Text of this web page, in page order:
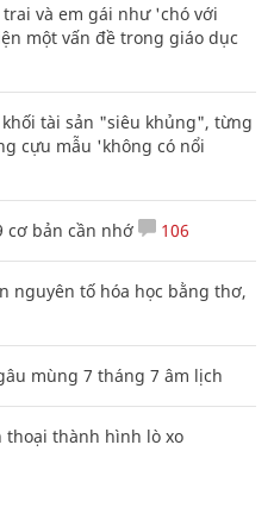
và em gái như 'chó với
một vấn đề trong giáo dục
tài sản "siêu khủng", từng
cựu mẫu 'không có nổi
cơ bản cần nhớ 106
nguyên tố hóa học bằng thơ,
mùng 7 tháng 7 âm lịch
thoại thành hình lò xo